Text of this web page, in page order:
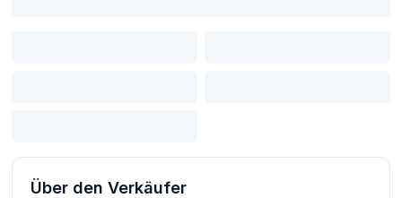
Über den Verkäufer